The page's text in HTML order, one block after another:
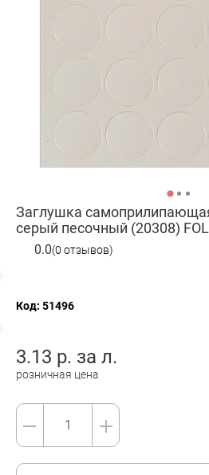
Заглушка
серый песочный (20308)
0.0(0 отзывов)
Код: 51496
3.13 р. за л.
розничная цена